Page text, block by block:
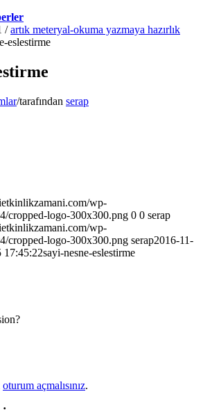
/ artık meteryal-okuma yazmaya hazırlık
eslestirme
/tarafından serap
wp-
cropped-logo-300x300.png 0 0 serap
wp-
cropped-logo-300x300.png serap2016-11-
17:45:22sayi-nesne-eslestirme
oturum açmalısınız.